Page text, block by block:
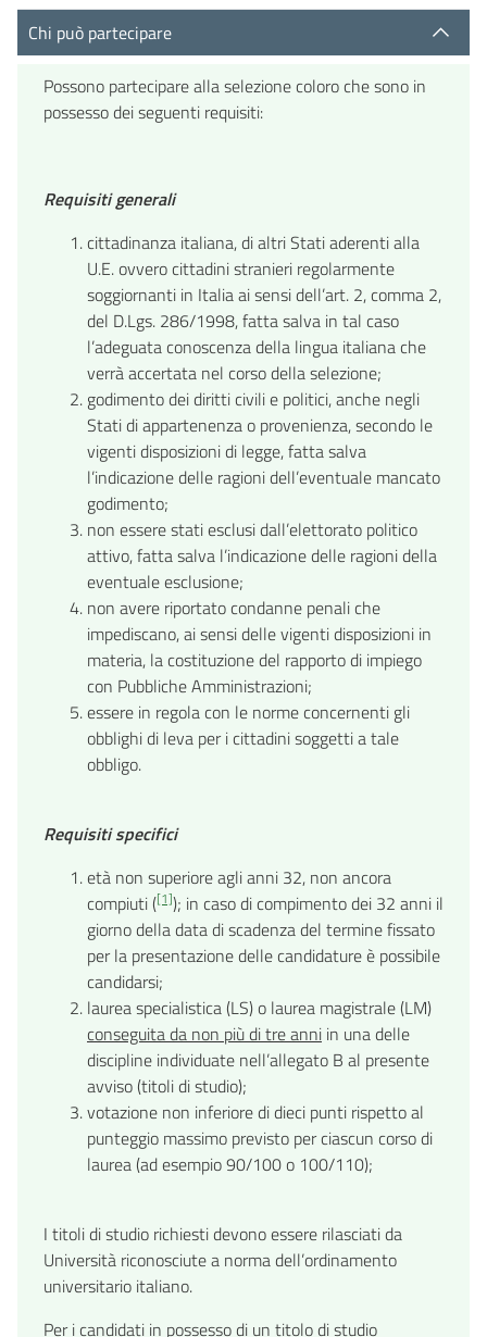
Chi può partecipare
Possono partecipare alla selezione coloro che sono in
possesso dei seguenti requisiti:
Requisiti generali
cittadinanza italiana, di altri Stati aderenti alla
U.E. ovvero cittadini stranieri regolarmente
soggiornanti in Italia ai sensi dell’art. 2, comma 2,
del D.Lgs. 286/1998, fatta salva in tal caso
l’adeguata conoscenza della lingua italiana che
verrà accertata nel corso della selezione;
godimento dei diritti civili e politici, anche negli
Stati di appartenenza o provenienza, secondo le
vigenti disposizioni di legge, fatta salva
l’indicazione delle ragioni dell’eventuale mancato
godimento;
non essere stati esclusi dall’elettorato politico
attivo, fatta salva l’indicazione delle ragioni della
eventuale esclusione;
non avere riportato condanne penali che
impediscano, ai sensi delle vigenti disposizioni in
materia, la costituzione del rapporto di impiego
con Pubbliche Amministrazioni;
essere in regola con le norme concernenti gli
obblighi di leva per i cittadini soggetti a tale
obbligo.
Requisiti specifici
età non superiore agli anni 32, non ancora
compiuti ([1]); in caso di compimento dei 32 anni il
giorno della data di scadenza del termine fissato
per la presentazione delle candidature è possibile
candidarsi;
laurea specialistica (LS) o laurea magistrale (LM)
conseguita da non più di tre anni in una delle
discipline individuate nell’allegato B al presente
avviso (titoli di studio);
votazione non inferiore di dieci punti rispetto al
punteggio massimo previsto per ciascun corso di
laurea (ad esempio 90/100 o 100/110);
I titoli di studio richiesti devono essere rilasciati da
Università riconosciute a norma dell’ordinamento
universitario italiano.
Per i candidati in possesso di un titolo di studio